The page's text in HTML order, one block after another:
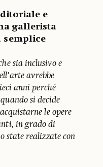
e
gallerista
semplice
sia inclusivo e
avrebbe
anni perché
si decide
le opere
in grado di
state realizzate con